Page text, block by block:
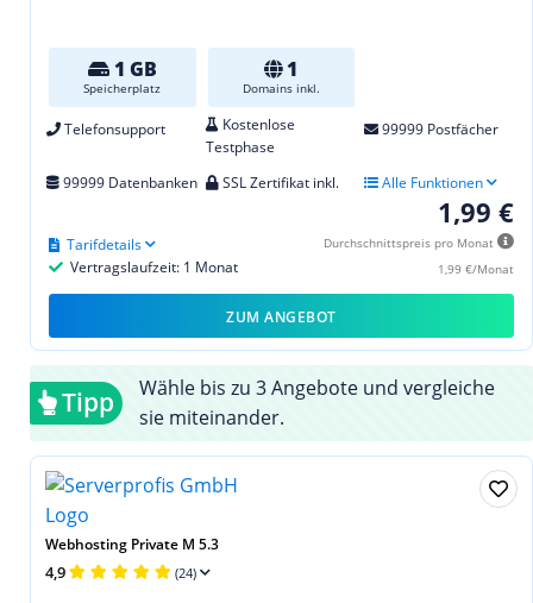
1 GB
Speicherplatz
1
Domains inkl.
Telefonsupport
Kostenlose
Testphase
99999 Postfächer
99999 Datenbanken SSL Zertifikat inkl. Alle Funktionen
1,99 €
Durchschnittspreis pro Monat
1,99 €/Monat
Vertragslaufzeit: 1 Monat
Tarifdetails
ZUM ANGEBOT
Tipp
Wähle bis zu 3 Angebote und vergleiche
sie miteinander.
Webhosting Private M 5.3
4,9 (24)